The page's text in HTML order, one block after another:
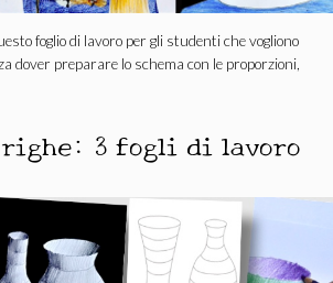
foglio di lavoro per gli studenti che vogliono
dover preparare lo schema con le proporzioni,
3 fogli di lavoro